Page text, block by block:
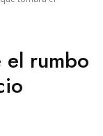
rumbo